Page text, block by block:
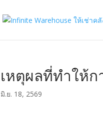
เหตุผลที่ทำให้ก
มิ.ย. 18, 2569